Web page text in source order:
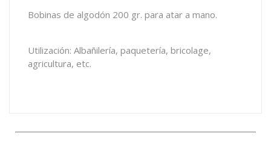
Bobinas de algodón 200 gr. para atar a mano.
Utilización: Albañilería, paquetería, bricolage,
agricultura, etc.